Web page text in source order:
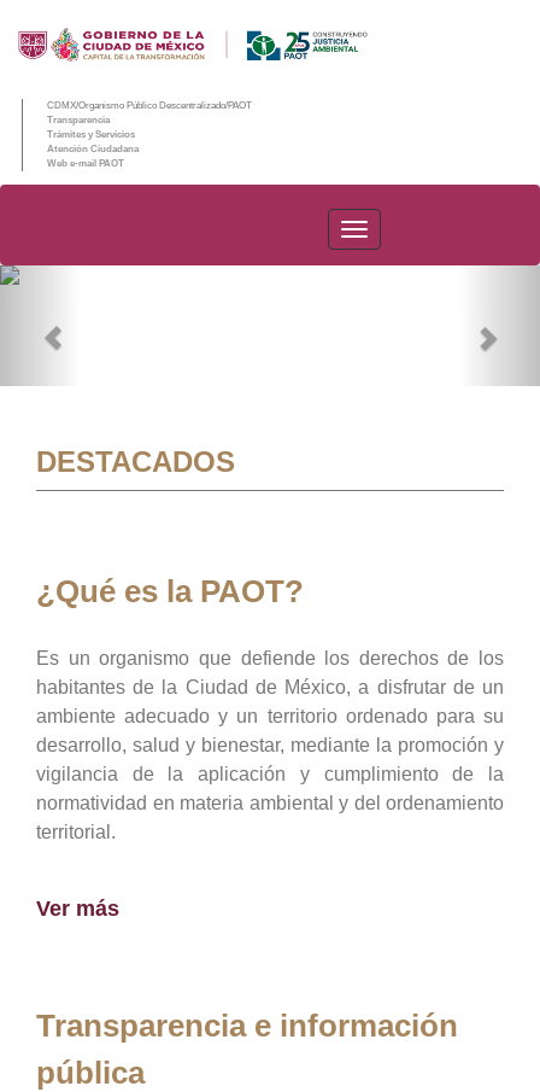
CDMX/Organismo Público Descentralizado/PAOT
Transparencia
Trámites y Servicios
Atención Ciudadana
Web e-mail PAOT
PAOT
DESTACADOS
¿Qué es la PAOT?
Es un organismo que defiende los derechos de los
habitantes de la Ciudad de México, a disfrutar de un
ambiente adecuado y un territorio ordenado para su
desarrollo, salud y bienestar, mediante la promoción y
vigilancia de la aplicación y cumplimiento de la
normatividad en materia ambiental y del ordenamiento
territorial.
Ver más
Transparencia e información
pública